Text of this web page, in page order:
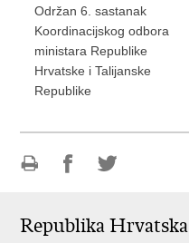
Održan 6. sastanak
Koordinacijskog odbora
ministara Republike
Hrvatske i Talijanske
Republike
Facebooku
Twitteru
Republika Hrvatska